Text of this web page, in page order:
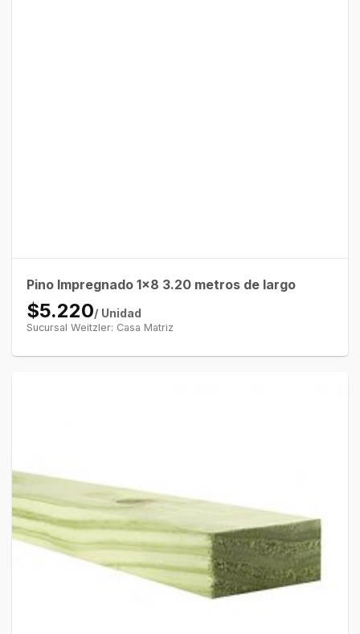
Pino Impregnado 1×8 3.20 metros de largo
$5.220/ Unidad
Sucursal Weitzler: Casa Matriz